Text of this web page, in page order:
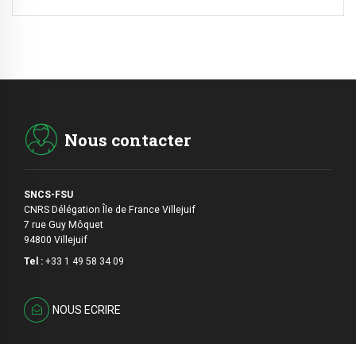
Nous contacter
SNCS-FSU
CNRS Délégation Île de France Villejuif
7 rue Guy Môquet
94800 Villejuif
Tel : +33 1 49 58 34 09
NOUS ECRIRE